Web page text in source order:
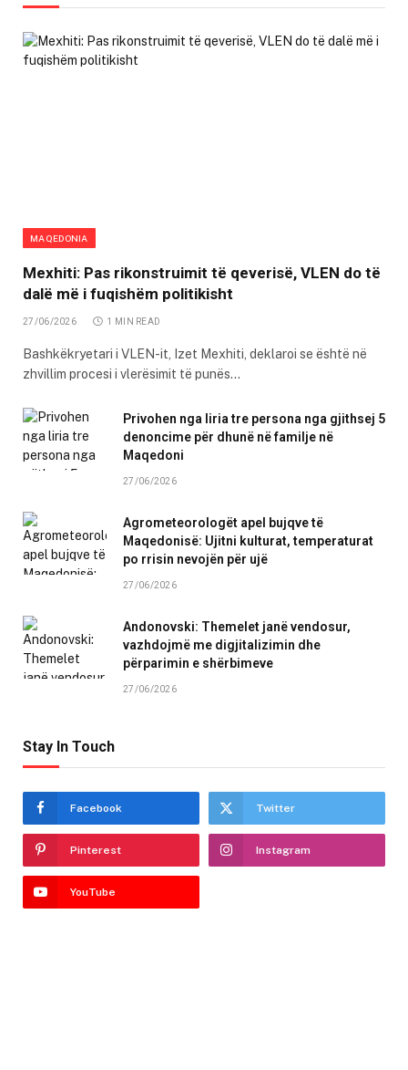
MAQEDONIA
Mexhiti: Pas rikonstruimit të qeverisë, VLEN do të
dalë më i fuqishëm politikisht
27/06/2026 1 MIN READ
Bashkëkryetari i VLEN-it, Izet Mexhiti, deklaroi se është në
zhvillim procesi i vlerësimit të punës…
Privohen nga liria tre persona nga gjithsej 5
denoncime për dhunë në familje në
Maqedoni
27/06/2026
Agrometeorologët apel bujqve të
Maqedonisë: Ujitni kulturat, temperaturat
po rrisin nevojën për ujë
27/06/2026
Andonovski: Themelet janë vendosur,
vazhdojmë me digjitalizimin dhe
përparimin e shërbimeve
27/06/2026
Stay In Touch
Facebook Twitter
Pinterest Instagram
YouTube